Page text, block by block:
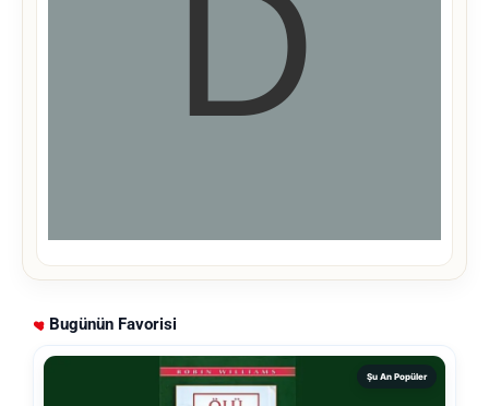
Bugünün Favorisi
Şu An Popüler